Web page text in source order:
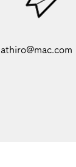
athiro@mac.com